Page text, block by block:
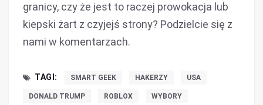
granicy, czy że jest to raczej prowokacja lub
kiepski żart z czyjejś strony? Podzielcie się z
nami w komentarzach.
TAGI: SMART GEEK HAKERZY USA
DONALD TRUMP ROBLOX WYBORY